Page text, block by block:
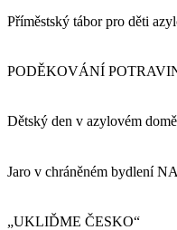
Příměstský tábor pro děti
PODĚKOVÁNÍ
Dětský den v azylovém
Jaro v chráněném bydlení
„UKLIĎME ČESKO“